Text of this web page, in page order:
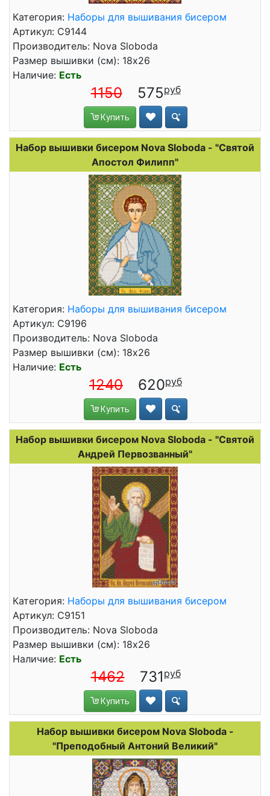
Категория: Наборы для вышивания бисером
Артикул: С9144
Производитель: Nova Sloboda
Размер вышивки (см): 18x26
Наличие: Есть
1150 575
Купить
Набор вышивки бисером Nova Sloboda - "Святой
Апостол Филипп"
Категория: Наборы для вышивания бисером
Артикул: С9196
Производитель: Nova Sloboda
Размер вышивки (см): 18x26
Наличие: Есть
1240 620
Купить
Набор вышивки бисером Nova Sloboda - "Святой
Андрей Первозванный"
Категория: Наборы для вышивания бисером
Артикул: С9151
Производитель: Nova Sloboda
Размер вышивки (см): 18x26
Наличие: Есть
1462 731
Купить
Набор вышивки бисером Nova Sloboda -
"Преподобный Антоний Великий"